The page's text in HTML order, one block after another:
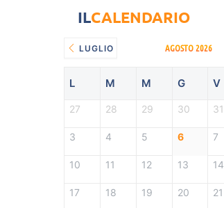
ILCALENDARIO
LUGLIO AGOSTO 2026
L M M G V
27 28 29 30 31
3 4 5 6 7
10 11 12 13 14
17 18 19 20 21